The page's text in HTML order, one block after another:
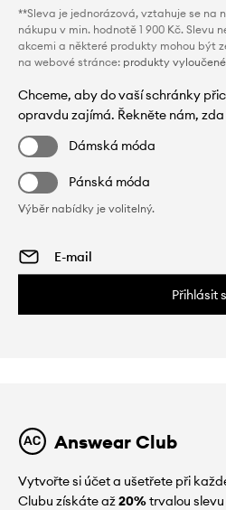
**Sleva je jednorázová, vztahuje se na
nákupu v min. hodnotě 1 900 Kč. Slevu
akcemi a některé produkty mohou být
na webové stránce: produkty
Chceme, aby do vaší schránky
opravdu zajímá. Řekněte nám,
Dámská móda
Pánská móda
Výběr nabídky je volitelný.
Přihlásit
Answear Club
Vytvořte si účet a ušetřete při
Clubu získáte až20%trvalou